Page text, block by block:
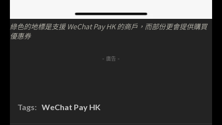
綠色的地標是支援 WeChat Pay HK 的商戶，而部份更會提供購買
優惠券
- 廣告 -
Tags: WeChat Pay HK